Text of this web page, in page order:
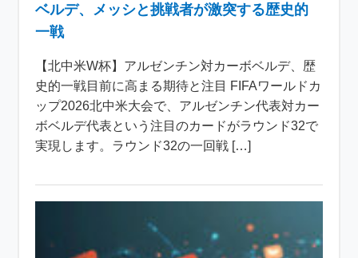
ベルデ、メッシと挑戦者が激突する歴史的
一戦
【北中米W杯】アルゼンチン対カーボベルデ、歴
史的一戦目前に高まる期待と注目 FIFAワールドカ
ップ2026北中米大会で、アルゼンチン代表対カー
ボベルデ代表という注目のカードがラウンド32で
実現します。ラウンド32の一回戦 […]